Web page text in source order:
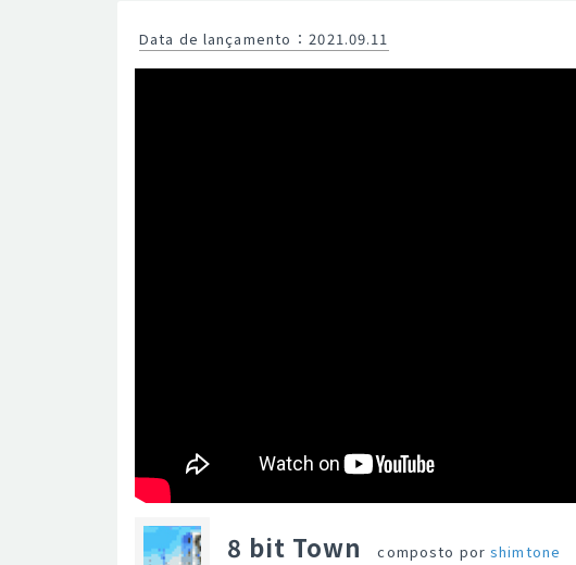
Data de lançamento ： 2021.09.11
8 bit Town composto porshimtone